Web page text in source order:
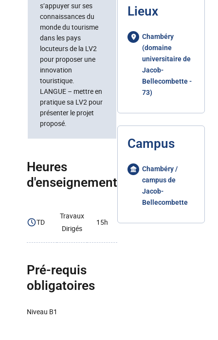
s’appuyer sur ses
connaissances du
monde du tourisme
dans les pays
locuteurs de la LV2
pour proposer une
innovation
touristique.
LANGUE – mettre en
pratique sa LV2 pour
présenter le projet
proposé.
Heures
d'enseignement
TD
Travaux
Dirigés
15h
Pré-requis
obligatoires
Niveau B1
Lieux
Chambéry
(domaine
universitaire de
Jacob-
Bellecombette -
73)
Campus
Chambéry /
campus de
Jacob-
Bellecombette